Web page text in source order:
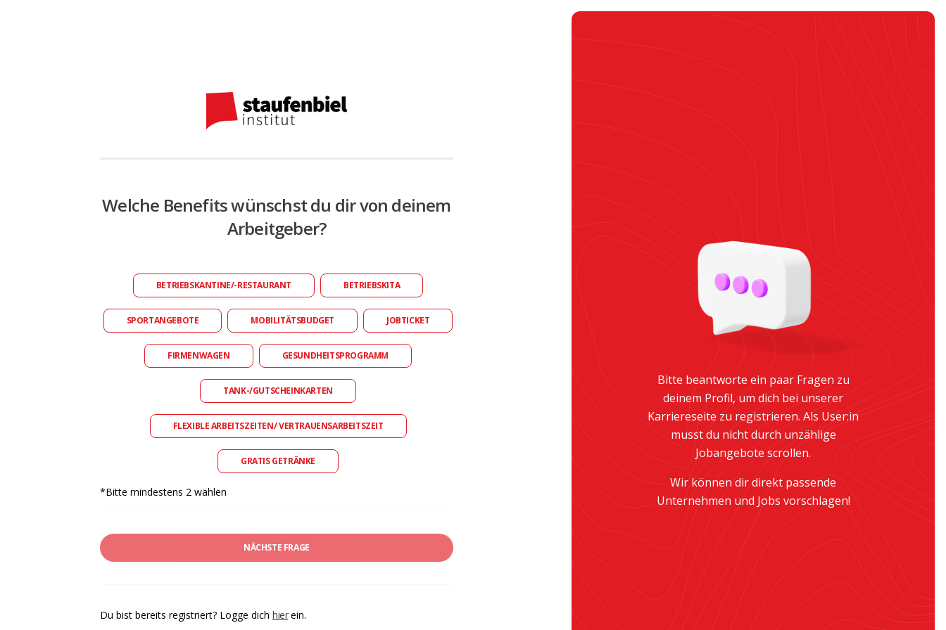
Welche Benefits wünschst du dir von deinem
Arbeitgeber?
BETRIEBSKANTINE/-RESTAURANT BETRIEBSKITA
SPORTANGEBOTE MOBILITÄTSBUDGET JOBTICKET
FIRMENWAGEN GESUNDHEITSPROGRAMM
TANK-/GUTSCHEINKARTEN
FLEXIBLE ARBEITSZEITEN/ VERTRAUENSARBEITSZEIT
GRATIS GETRÄNKE
*Bitte mindestens 2 wählen
NÄCHSTE FRAGE
Du bist bereits registriert? Logge dich hierein.
Bitte beantworte ein paar Fragen zu
deinem Profil, um dich bei unserer
Karriereseite zu registrieren. Als User:in
musst du nicht durch unzählige
Jobangebote scrollen.
Wir können dir direkt passende
Unternehmen und Jobs vorschlagen!